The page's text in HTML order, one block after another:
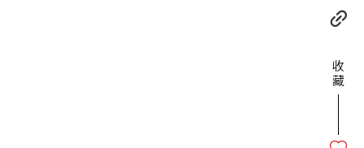
收
藏